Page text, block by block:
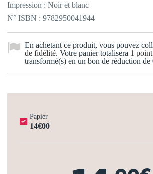
Impression : Noir et blanc
N° ISBN : 9782950041944
En achetant ce produit, vous pouvez
de fidélité. Votre panier totalisera 1 point
transformé(s) en un bon de réduction de
Papier
14€00